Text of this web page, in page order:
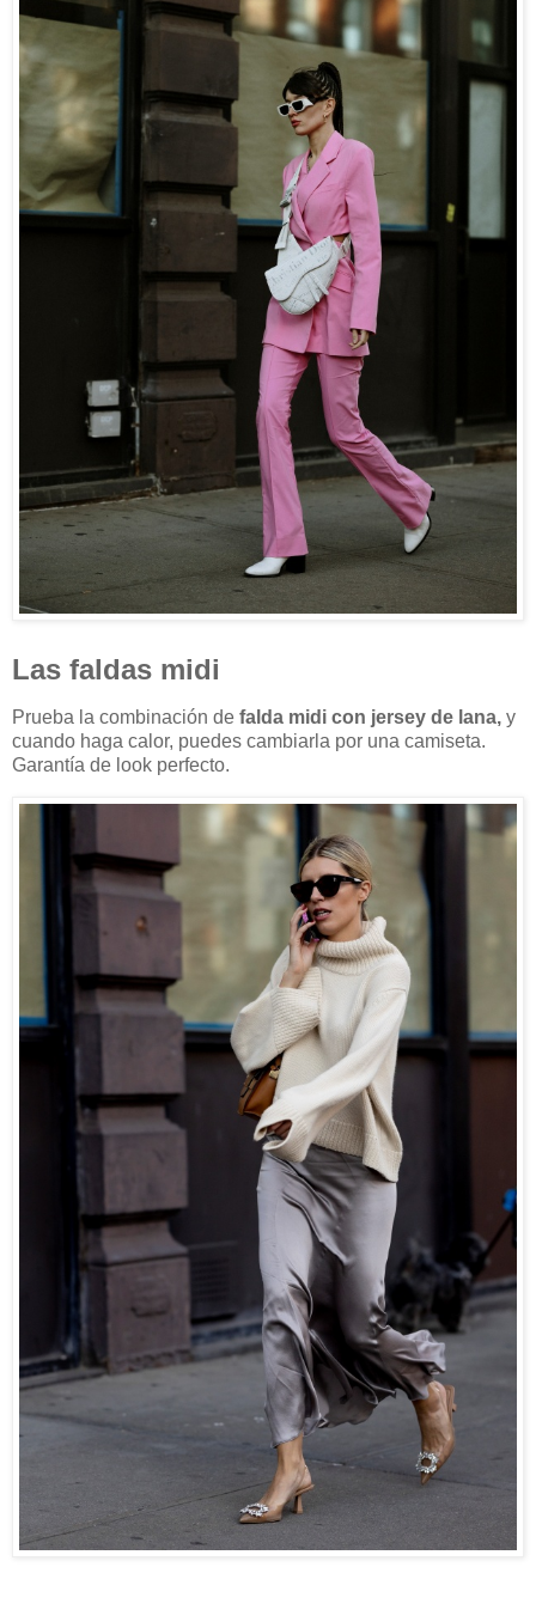
Las faldas midi
Prueba la combinación de falda midi con jersey de lana, y
cuando haga calor, puedes cambiarla por una camiseta.
Garantía de look perfecto.